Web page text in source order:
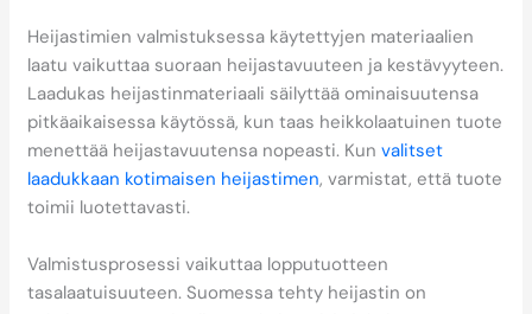
Heijastimien valmistuksessa käytettyjen materiaalien
laatu vaikuttaa suoraan heijastavuuteen ja kestävyyteen.
Laadukas heijastinmateriaali säilyttää ominaisuutensa
pitkäaikaisessa käytössä, kun taas heikkolaatuinen tuote
menettää heijastavuutensa nopeasti. Kunvalitset
laadukkaan kotimaisen heijastimen, varmistat, että tuote
toimii luotettavasti.
Valmistusprosessi vaikuttaa lopputuotteen
tasalaatuisuuteen. Suomessa tehty heijastin on